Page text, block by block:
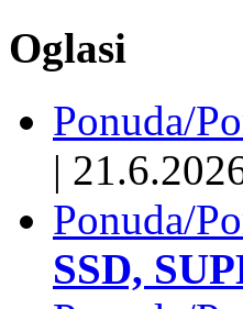
Oglasi
Ponuda/
|
Ponuda/
SSD,